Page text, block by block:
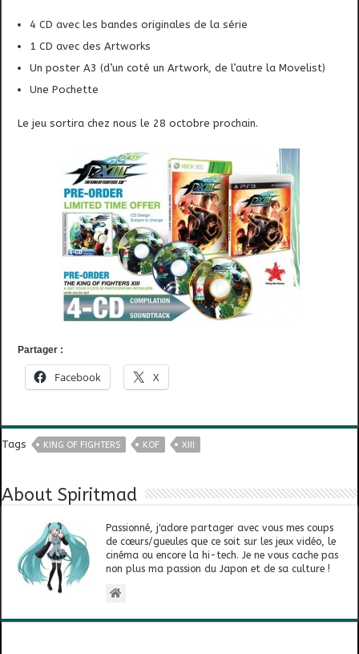
4 CD avec les bandes originales de la série
1 CD avec des Artworks
Un poster A3 (d’un coté un Artwork, de l’autre la Movelist)
Une Pochette
Le jeu sortira chez nous le 28 octobre prochain.
Partager :
Facebook X
Tags KING OF FIGHTERS KOF XIII
About Spiritmad
Passionné, j'adore partager avec vous mes coups
de cœurs/gueules que ce soit sur les jeux vidéo, le
cinéma ou encore la hi-tech. Je ne vous cache pas
non plus ma passion du Japon et de sa culture !